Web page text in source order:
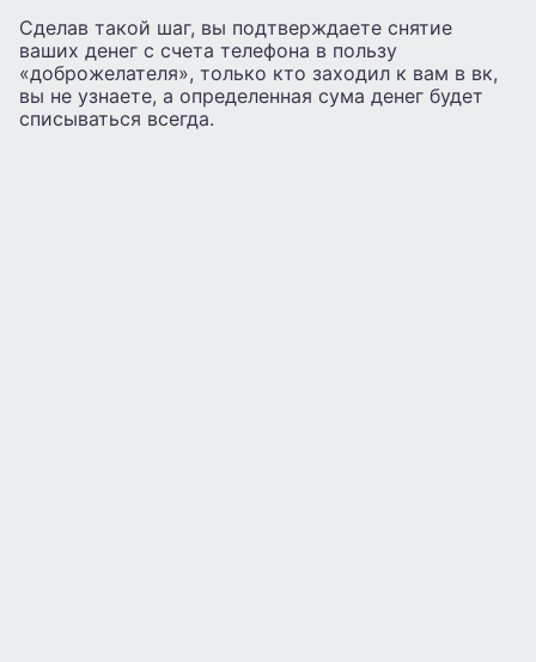
Сделав такой шаг, вы подтверждаете снятие
ваших денег с счета телефона в пользу
«доброжелателя», только кто заходил к вам в вк,
вы не узнаете, а определенная сума денег будет
списываться всегда.